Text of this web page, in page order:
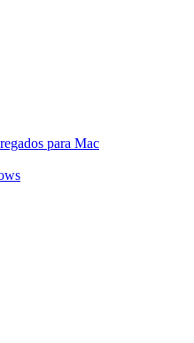
para Mac